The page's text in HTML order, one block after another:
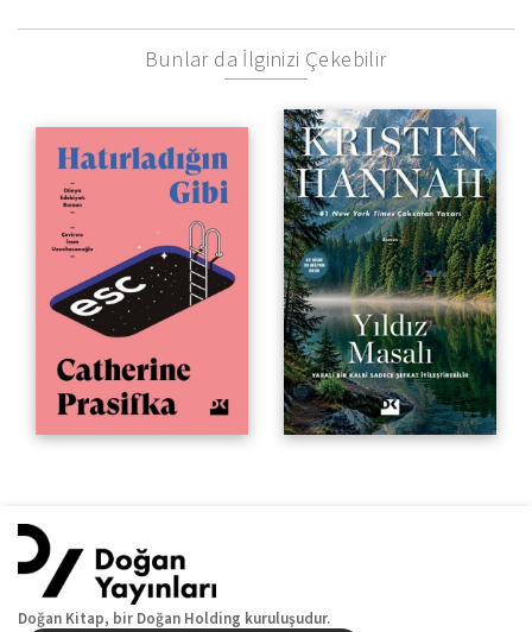
Bunlar da İlginizi Çekebilir
Doğan Kitap, bir Doğan Holding kuruluşudur.